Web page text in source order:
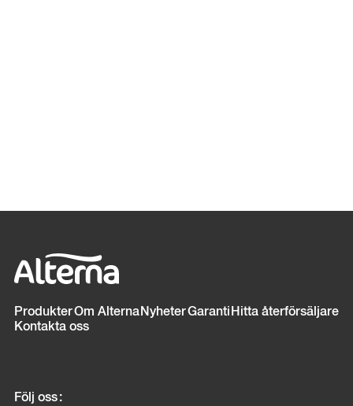
Sidfot
ProdukterOm Alterna NyheterGaranti Hitta återförsäljare
Kontakta oss
Följ oss